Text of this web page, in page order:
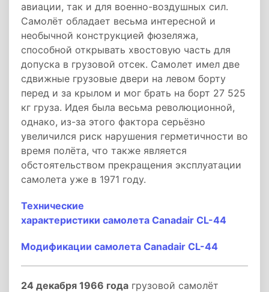
авиации, так и для военно-воздушных сил.
Самолёт обладает весьма интересной и
необычной конструкцией фюзеляжа,
способной открывать хвостовую часть для
допуска в грузовой отсек. Самолет имел две
сдвижные грузовые двери на левом борту
перед и за крылом и мог брать на борт 27 525
кг груза. Идея была весьма революционной,
однако, из-за этого фактора серьёзно
увеличился риск нарушения герметичности во
время полёта, что также является
обстоятельством прекращения эксплуатации
самолета уже в 1971 году.
Технические
характеристики самолета Canadair CL-44
Модификации самолета Canadair CL-44
24 декабря 1966 года грузовой самолёт